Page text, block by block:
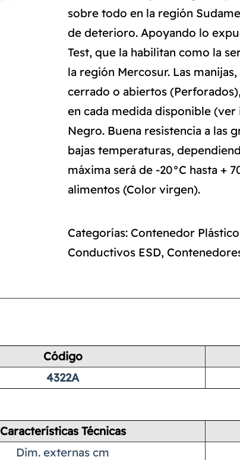
sobre todo en la región
de deterioro. Apoyando lo
Test, que la habilitan como la
la región Mercosur. Las
cerrado o abiertos
en cada medida disponible
Negro. Buena resistencia a las
bajas temperaturas,
máxima será de -20°C hasta +
alimentos (Color virgen).
Categorías: Contenedor
Conductivos ESD,
Código
4322A
Características Técnicas
Dim. externas cm